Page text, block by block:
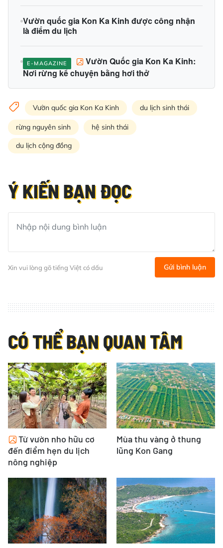
Vườn quốc gia Kon Ka Kinh được công nhận
là điểm du lịch
E-MAGAZINE
Vườn Quốc gia Kon Ka Kinh:
Nơi rừng kể chuyện bằng hơi thở
Vườn quốc gia Kon Ka Kinh du lịch sinh thái
rừng nguyên sinh hệ sinh thái
du lịch cộng đồng
Ý KIẾN BẠN ĐỌC
Xin vui lòng gõ tiếng Việt có dấu Gửi bình luận
CÓ THỂ BẠN QUAN TÂM
Từ vườn nho hữu cơ
đến điểm hẹn du lịch
nông nghiệp
Mùa thu vàng ở thung
lũng Kon Gang